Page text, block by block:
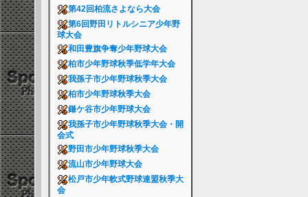
第42回柏流さよなら大会
第6回野田リトルシニア少年野
球大会
和田豊旗争奪少年野球大会
柏市少年野球秋季低学年大会
我孫子市少年野球秋季大会
柏市少年野球秋季大会
鎌ケ谷市少年野球大会
我孫子市少年野球秋季大会・開
会式
野田市少年野球秋季大会
流山市少年野球大会
松戸市少年軟式野球連盟秋季大
会